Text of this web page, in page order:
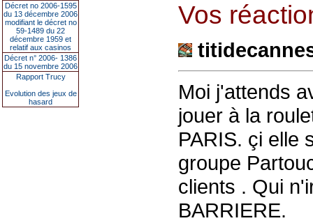
Décret no 2006-1595
du 13 décembre 2006
modifiant le décret no
59-1489 du 22
décembre 1959 et
relatif aux casinos
Décret n° 2006- 1386
du 15 novembre 2006
Rapport Trucy
Evolution des jeux de
hasard
Vos
Moi j'attends
jouer à la
PARIS. çi elle
groupe
clients . Qui
BARRIERE.